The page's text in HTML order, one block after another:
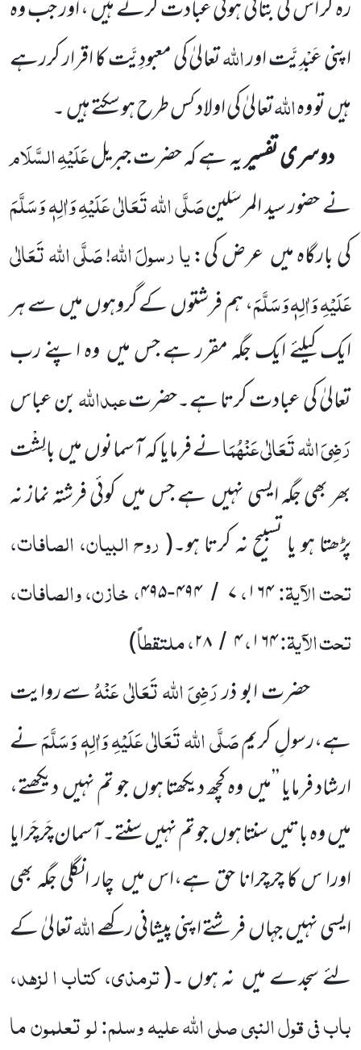
رہ کر اس کی بتائی ہوئی عبادت کرتے ہیں ، اور جب وہ
اپنی عَبْدِیَّت اوراللہتعالیٰ کی معبودِیَّت کا اقرار کررہے
ہیںتو وہاللہتعالیٰ کی اولاد کس طرح ہو سکتے ہیں۔
دوسری تفسیریہ ہے کہ حضرت جبریلعَلَیْہِ السَّلَام
نے حضور سید المرسَلینصَلَّی اللہ تَعَالٰی عَلَیْہِ وَاٰلِہٖ وَسَلَّمَ
کی بارگاہمیںعرض کی:یارسولَاللہ!صَلَّی اللہ تَعَالٰی
عَلَیْہِ وَاٰلِہٖ وَسَلَّمَ، ہم فرشتوںکےگروہوں میںسے ہر
ایک کیلئے ایک جگہ مقررہے جس میںوہ اپنے رب
تعالیٰ کی عبادت کرتا ہے۔حضرتعبداللہبن عباس
رَضِیَ اللہ تَعَالٰی عَنْہُمَانے فرمایا کہ آسمانوںمیںبالِشْت
بھر بھی جگہ ایسی نہیںہے جس میںکوئی فرشتہ نماز نہ
پڑھتا ہو یا تسبیح نہ کرتا ہو۔(روح البیان، الصافات،
تحت الآیۃ:۱۶۴،۷ /۴۹۴-۴۹۵، خازن، والصافات،
تحت الآیۃ:۱۶۴،۴ / ۲۸، ملتقطاً)
حضرت ابو ذررَضِیَ اللہ تَعَالٰی عَنْہُسے روایت
ہے،رسولِ کریمصَلَّی اللہ تَعَالٰی عَلَیْہِ وَاٰلِہٖ وَسَلَّمَنے
ارشاد فرمایا ’’میںوہ کچھ دیکھتا ہوںجو تم نہیںدیکھتے،
میںوہ باتیںسنتا ہوںجو تم نہیںسنتے۔آسمان چَرچَرایا
اورا س کا چرچرانا حق ہے،اس میں چار انگلی جگہ بھی
ایسی نہیںجہاںفرشتے اپنی پیشانی رکھےاللہتعالیٰ کے
لئے سجدے میں نہ ہوں ۔(ترمذی، کتاب ا لزہد،
باب فی قول النبیصلی اللّٰہ علیہ وسلم: لو تعلمون ما